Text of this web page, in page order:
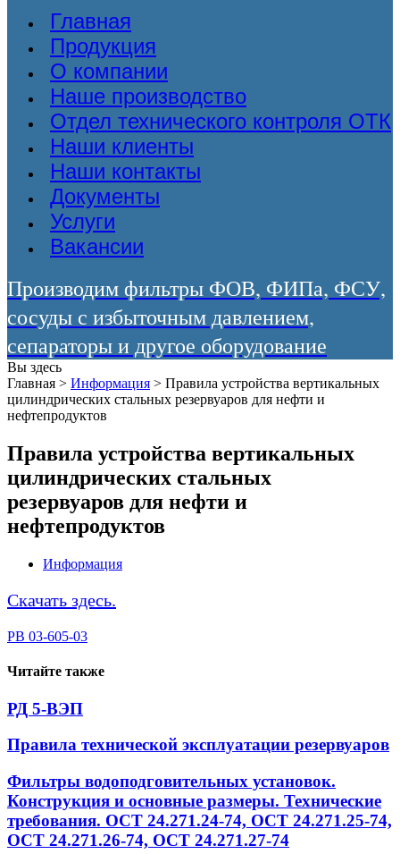
Главная
Продукция
О компании
Наше производство
Отдел технического контроля ОТК
Наши клиенты
Наши контакты
Документы
Услуги
Вакансии
Производим фильтры ФОВ, ФИПа, ФСУ,
сосуды с избыточным давлением,
сепараторы и другое оборудование
Вы здесь
Главная > Информация > Правила устройства вертикальных
цилиндрических стальных резервуаров для нефти и
нефтепродуктов
Правила устройства вертикальных
цилиндрических стальных
резервуаров для нефти и
нефтепродуктов
Информация
Скачать здесь.
PB 03-605-03
Читайте также
РД 5-ВЭП
Правила технической эксплуатации резервуаров
Фильтры водоподговительных установок.
Конструкция и основные размеры. Технические
требования. ОСТ 24.271.24-74, ОСТ 24.271.25-74,
ОСТ 24.271.26-74, ОСТ 24.271.27-74